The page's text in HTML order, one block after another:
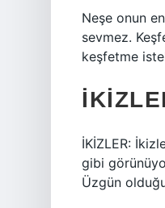
Neşe onun
sevmez.
keşfetme
İKİZLER:
gibi
Üzgün